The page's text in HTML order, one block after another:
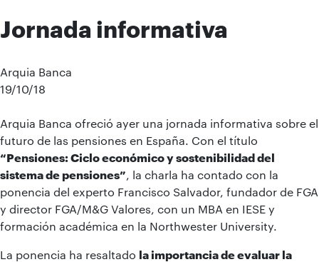
Jornada informativa
Arquia Banca
19/10/18
Arquia Banca ofreció ayer una jornada informativa sobre el
futuro de las pensiones en España. Con el título
“Pensiones: Ciclo económico y sostenibilidad del
sistema de pensiones” , la charla ha contado con la
ponencia del experto Francisco Salvador, fundador de FGA
y director FGA/M&G Valores, con un MBA en IESE y
formación académica en la Northwester University.
La ponencia ha resaltado la importancia de evaluar la